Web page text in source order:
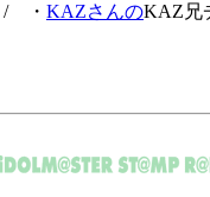
/ ・ KAZさんのKAZ兄